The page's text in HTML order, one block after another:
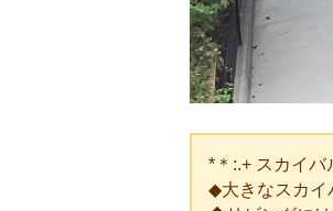
*＊:.+ スカイ
◆大きなスカイ